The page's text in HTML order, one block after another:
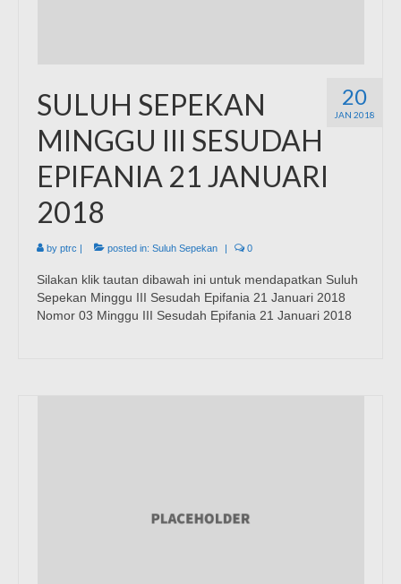
20
JAN 2018
SULUH SEPEKAN
MINGGU III SESUDAH
EPIFANIA 21 JANUARI
2018
by ptrc posted in: Suluh Sepekan 0
Silakan klik tautan dibawah ini untuk mendapatkan Suluh
Sepekan Minggu III Sesudah Epifania 21 Januari 2018
Nomor 03 Minggu III Sesudah Epifania 21 Januari 2018